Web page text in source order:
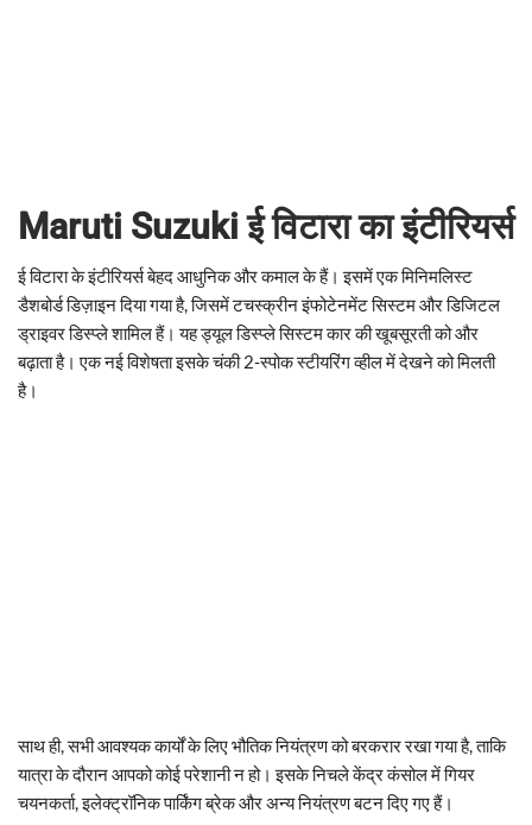
Maruti Suzuki ई विटारा का इंटीरियर्स
ई विटारा के इंटीरियर्स बेहद आधुनिक और कमाल के हैं। इसमें एक मिनिमलिस्ट
डैशबोर्ड डिज़ाइन दिया गया है, जिसमें टचस्क्रीन इंफोटेनमेंट सिस्टम और डिजिटल
ड्राइवर डिस्प्ले शामिल हैं। यह ड्यूल डिस्प्ले सिस्टम कार की खूबसूरती को और
बढ़ाता है। एक नई विशेषता इसके चंकी 2-स्पोक स्टीयरिंग व्हील में देखने को मिलती
है।
साथ ही, सभी आवश्यक कार्यों के लिए भौतिक नियंत्रण को बरकरार रखा गया है, ताकि
यात्रा के दौरान आपको कोई परेशानी न हो। इसके निचले केंद्र कंसोल में गियर
चयनकर्ता, इलेक्ट्रॉनिक पार्किंग ब्रेक और अन्य नियंत्रण बटन दिए गए हैं।